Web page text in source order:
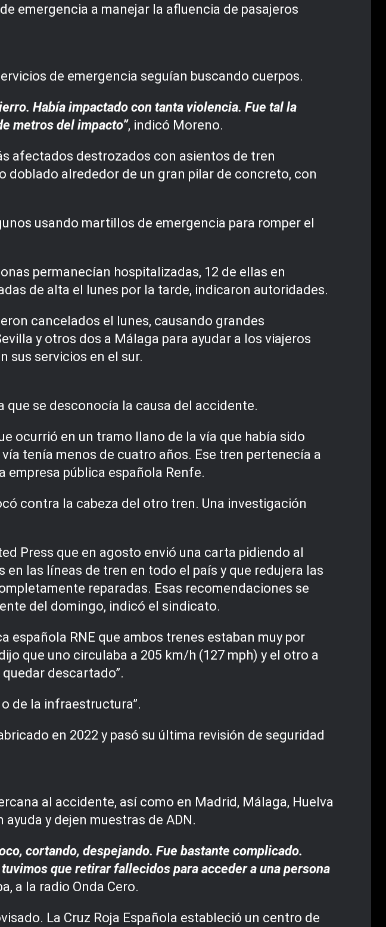
emergencia a manejar la afluencia de pasajeros
de emergencia seguían buscando cuerpos.
Había impactado con tanta violencia. Fue tal la
metros del impacto”, indicó Moreno.
afectados destrozados con asientos de tren
doblado alrededor de un gran pilar de concreto, con
usando martillos de emergencia para romper el
permanecían hospitalizadas, 12 de ellas en
de alta el lunes por la tarde, indicaron autoridades.
cancelados el lunes, causando grandes
y otros dos a Málaga para ayudar a los viajeros
sus servicios en el sur.
que se desconocía la causa del accidente.
ocurrió en un tramo llano de la vía que había sido
tenía menos de cuatro años. Ese tren pertenecía a
empresa pública española Renfe.
contra la cabeza del otro tren. Una investigación
Press que en agosto envió una carta pidiendo al
las líneas de tren en todo el país y que redujera las
reparadas. Esas recomendaciones se
del domingo, indicó el sindicato.
española RNE que ambos trenes estaban muy por
que uno circulaba a 205 km/h (127 mph) y el otro a
descartado”.
de la infraestructura”.
en 2022 y pasó su última revisión de seguridad
al accidente, así como en Madrid, Málaga, Huelva
y dejen muestras de ADN.
cortando, despejando. Fue bastante complicado.
que retirar fallecidos para acceder a una persona
a la radio Onda Cero.
La Cruz Roja Española estableció un centro de